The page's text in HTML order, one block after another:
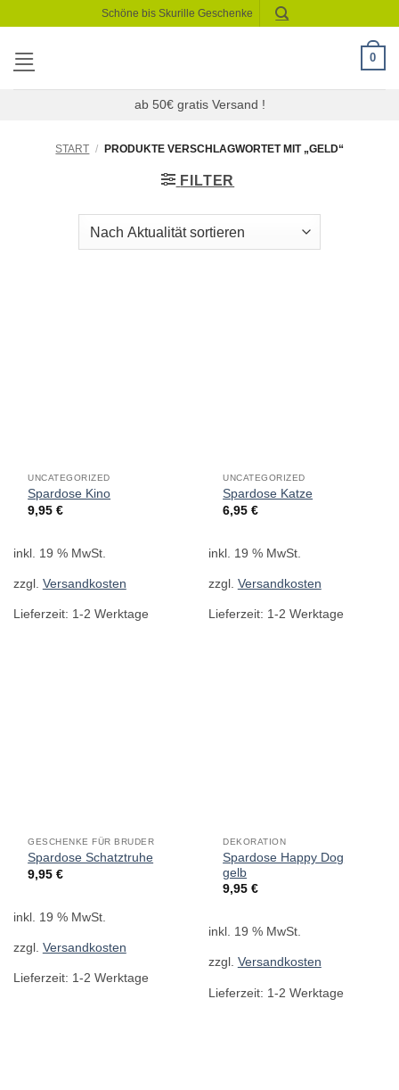
springen
Schöne bis Skurille Geschenke
0
ab 50€ gratis Versand !
START / PRODUKTE VERSCHLAGWORTET MIT „GELD“
FILTER
UNCATEGORIZED
Spardose Kino
9,95€
inkl. 19 % MwSt.
zzgl. Versandkosten
Lieferzeit: 1-2 Werktage
UNCATEGORIZED
Spardose Katze
6,95€
inkl. 19 % MwSt.
zzgl. Versandkosten
Lieferzeit: 1-2 Werktage
GESCHENKE FÜR BRUDER
Spardose Schatztruhe
9,95€
inkl. 19 % MwSt.
zzgl. Versandkosten
Lieferzeit: 1-2 Werktage
DEKORATION
Spardose Happy Dog
gelb
9,95€
inkl. 19 % MwSt.
zzgl. Versandkosten
Lieferzeit: 1-2 Werktage